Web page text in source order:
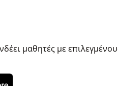
μαθητές με